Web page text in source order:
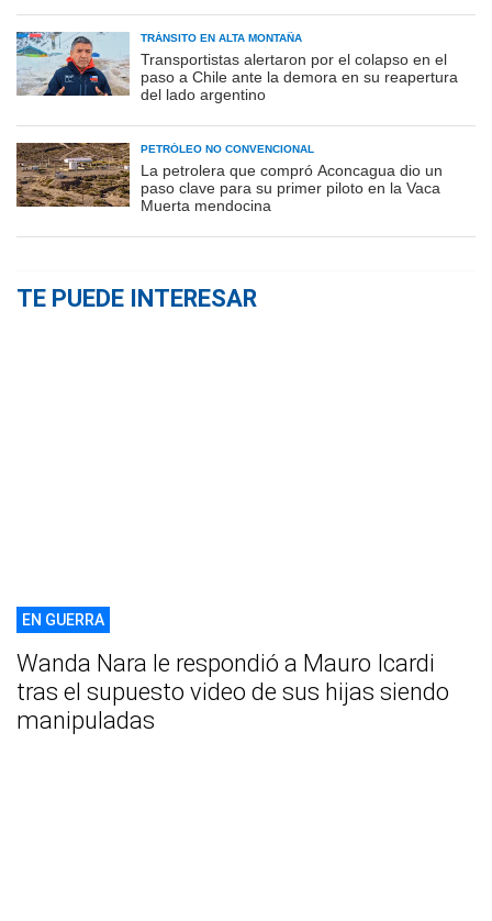
TRÁNSITO EN ALTA MONTAÑA
Transportistas alertaron por el colapso en el
paso a Chile ante la demora en su reapertura
del lado argentino
PETRÓLEO NO CONVENCIONAL
La petrolera que compró Aconcagua dio un
paso clave para su primer piloto en la Vaca
Muerta mendocina
TE PUEDE INTERESAR
EN GUERRA
Wanda Nara le respondió a Mauro Icardi
tras el supuesto video de sus hijas siendo
manipuladas